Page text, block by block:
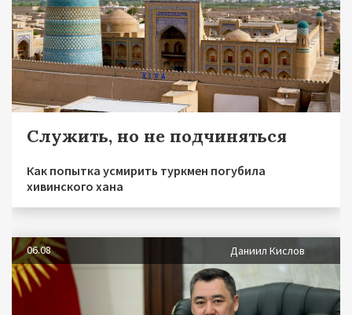
Служить, но не подчиняться
Как попытка усмирить туркмен погубила
хивинского хана
06.08 Даниил Кислов